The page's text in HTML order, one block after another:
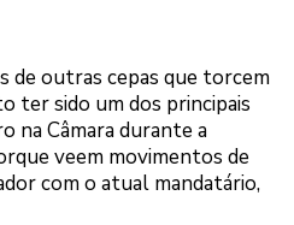
de outras cepas que torcem
ter sido um dos principais
na Câmara durante a
veem movimentos de
com o atual mandatário,